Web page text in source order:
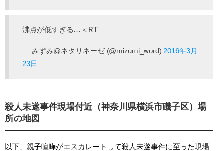
沸点が低すぎる…＜RT
— みずみ@ネタリネーゼ (@mizumi_word) 2016年3月
23日
殺人未遂事件現場付近（神奈川県横浜市磯子区）場
所の地図
以下、親子喧嘩がエスカレートして殺人未遂事件に至った現場